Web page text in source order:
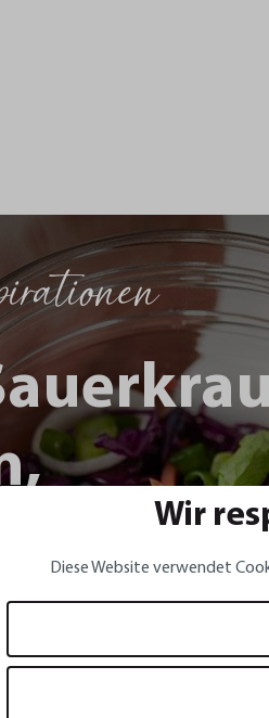
und
Wir
Diese Website verwendet